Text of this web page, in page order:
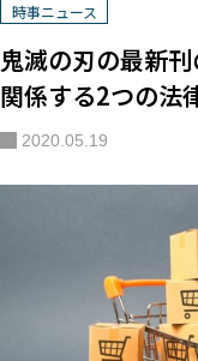
時事ニュース
鬼滅の刃の最新
関係する2つの法
2020.05.19